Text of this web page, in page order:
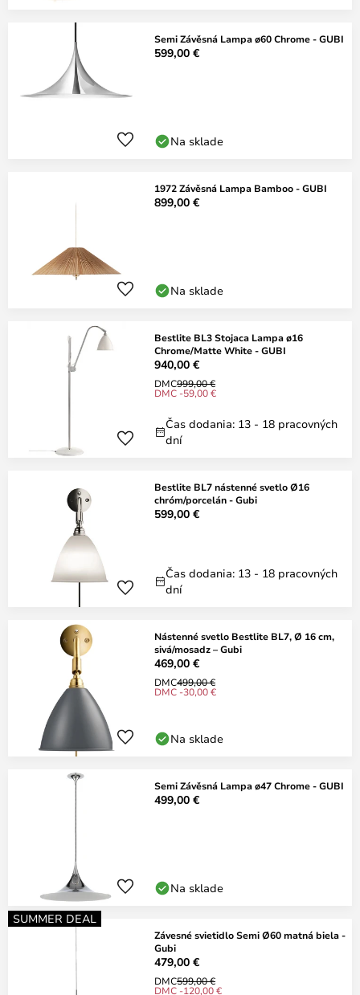
Semi Závěsná Lampa ø60 Chrome - GUBI
599,00 €
Na sklade
1972 Závěsná Lampa Bamboo - GUBI
899,00 €
Na sklade
Bestlite BL3 Stojaca Lampa ø16
Chrome/Matte White - GUBI
940,00 €
DMC999,00 €
DMC -59,00 €
Čas dodania: 13 - 18 pracovných
dní
Bestlite BL7 nástenné svetlo Ø16
chróm/porcelán - Gubi
599,00 €
Čas dodania: 13 - 18 pracovných
dní
Nástenné svetlo Bestlite BL7, Ø 16 cm,
sivá/mosadz – Gubi
469,00 €
DMC499,00 €
DMC -30,00 €
Na sklade
Semi Závěsná Lampa ø47 Chrome - GUBI
499,00 €
Na sklade
SUMMER DEAL
Závesné svietidlo Semi Ø60 matná biela -
Gubi
479,00 €
DMC599,00 €
DMC -120,00 €